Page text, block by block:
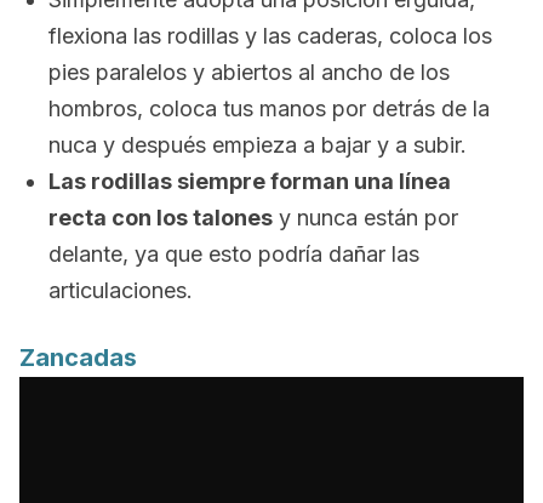
flexiona las rodillas y las caderas, coloca los
pies paralelos y abiertos al ancho de los
hombros, coloca tus manos por detrás de la
nuca y después empieza a bajar y a subir.
Las rodillas siempre forman una línea
recta con los talones y nunca están por
delante, ya que esto podría dañar las
articulaciones.
Zancadas